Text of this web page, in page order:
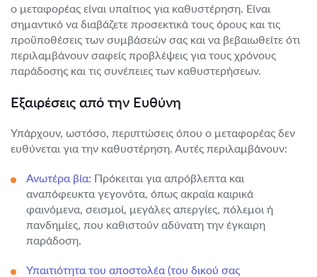
ο μεταφορέας είναι υπαίτιος για καθυστέρηση. Είναι
σημαντικό να διαβάζετε προσεκτικά τους όρους και τις
προϋποθέσεις των συμβάσεών σας και να βεβαιωθείτε ότι
περιλαμβάνουν σαφείς προβλέψεις για τους χρόνους
παράδοσης και τις συνέπειες των καθυστερήσεων.
Εξαιρέσεις από την Ευθύνη
Υπάρχουν, ωστόσο, περιπτώσεις όπου ο μεταφορέας δεν
ευθύνεται για την καθυστέρηση. Αυτές περιλαμβάνουν:
Ανωτέρα βία: Πρόκειται για απρόβλεπτα και
αναπόφευκτα γεγονότα, όπως ακραία καιρικά
φαινόμενα, σεισμοί, μεγάλες απεργίες, πόλεμοι ή
πανδημίες, που καθιστούν αδύνατη την έγκαιρη
παράδοση.
Υπαιτιότητα του αποστολέα (του δικού σας